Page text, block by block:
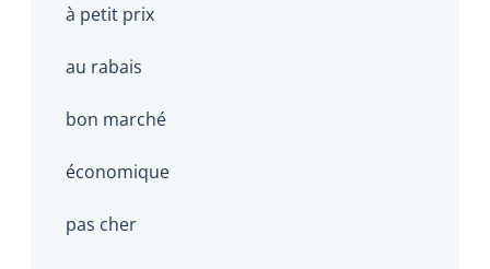
à petit prix
au rabais
bon marché
économique
pas cher